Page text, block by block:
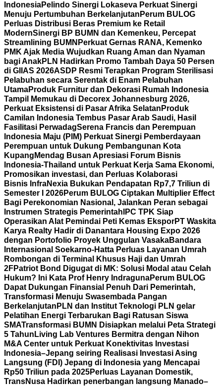
IndonesiaPelindo Sinergi Lokaseva Perkuat Sinergi
Menuju Pertumbuhan Berkelanjutan Perum BULOG
Perluas Distribusi Beras Premium ke Retail
ModernSinergi BP BUMN dan Kemenkeu, Percepat
Streamlining BUMN Perkuat Gernas RANA, Kemenko
PMK Ajak Media Wujudkan Ruang Aman dan Nyaman
bagi AnakPLN Hadirkan Promo Tambah Daya 50 Persen
di GIIAS 2026ASDP Resmi Terapkan Program Sterilisasi
Pelabuhan secara Serentak di Enam Pelabuhan
UtamaProduk Furnitur dan Dekorasi Rumah Indonesia
Tampil Memukau di Decorex Johannesburg 2026,
Perkuat Eksistensi di Pasar Afrika Selatan Produk
Camilan Indonesia Tembus Pasar Arab Saudi, Hasil
Fasilitasi PerwadagSerena Francis dan Perempuan
Indonesia Maju (PIM) Perkuat Sinergi Pemberdayaan
Perempuan untuk Dukung Pembangunan Kota
Kupang Mendag Busan Apresiasi Forum Bisnis
Indonesia-Thailand untuk Perkuat Kerja Sama Ekonomi,
Promosikan investasi, dan Perluas Kolaborasi
Bisnis InfraNexia Bukukan Pendapatan Rp7,7 Triliun di
Semester I 2026Perum BULOG Ciptakan Multiplier Effect
Bagi Perekonomian Nasional, Jalankan Peran sebagai
Instrumen Strategis Pemerintah IPC TPK Siap
Operasikan Alat Pemindai Peti Kemas EksporPT Waskita
Karya Realty Hadir di Danantara Housing Expo 2026
dengan Portofolio Proyek Unggulan VasakaBandara
Internasional Soekarno-Hatta Perluas Layanan Umrah
Rombongan di Terminal Khusus Haji dan Umrah
2FPatriot Bond Digugat di MK: Solusi Modal atau Celah
Hukum? Ini Kata Prof Henry IndragunaPerum BULOG
Dapat Dukungan Finansial Penuh Dari Pemerintah,
Transformasi Menuju Swasembada Pangan
Berkelanjutan PLN dan Institut Teknologi PLN gelar
Pelatihan Energi Terbarukan Bagi Ratusan Siswa
SMATransformasi BUMN Disiapkan melalui Peta Strategi
5 Tahun Living Lab Ventures Bermitra dengan Nihon
M&A Center untuk Perkuat Konektivitas Investasi
Indonesia–Jepang seiring Realisasi Investasi Asing
Langsung (FDI) Jepang di Indonesia yang Mencapai
Rp50 Triliun pada 2025Perluas Layanan Domestik,
TransNusa Hadirkan penerbangan langsung Manado–